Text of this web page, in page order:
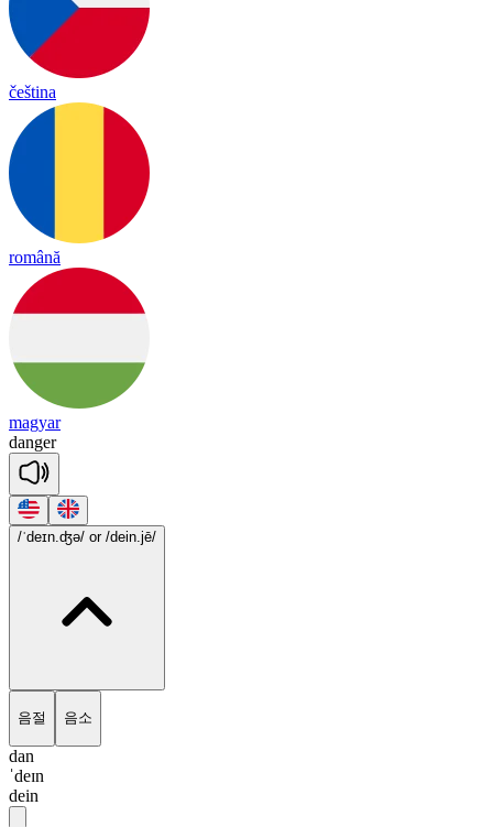
čeština
română
magyar
danger
/ˈdeɪn.ʤə/ or /dein.jē/
음절 음소
dan
ˈdeɪn
dein